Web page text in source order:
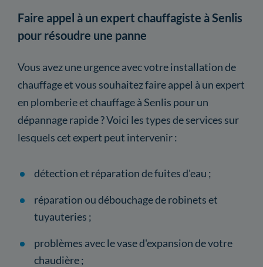
Faire appel à un expert chauffagiste à Senlis
pour résoudre une panne
Vous avez une urgence avec votre installation de
chauffage et vous souhaitez faire appel à un expert
en plomberie et chauffage à Senlis pour un
dépannage rapide ? Voici les types de services sur
lesquels cet expert peut intervenir :
détection et réparation de fuites d'eau ;
réparation ou débouchage de robinets et
tuyauteries ;
problèmes avec le vase d'expansion de votre
chaudière ;